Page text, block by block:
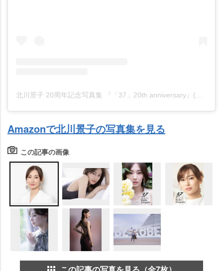
Amazonで北川景子の写真集を見る
この記事の画像